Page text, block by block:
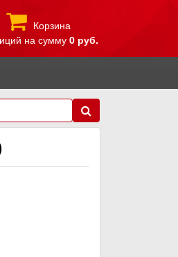
Корзина
на сумму 0 руб.